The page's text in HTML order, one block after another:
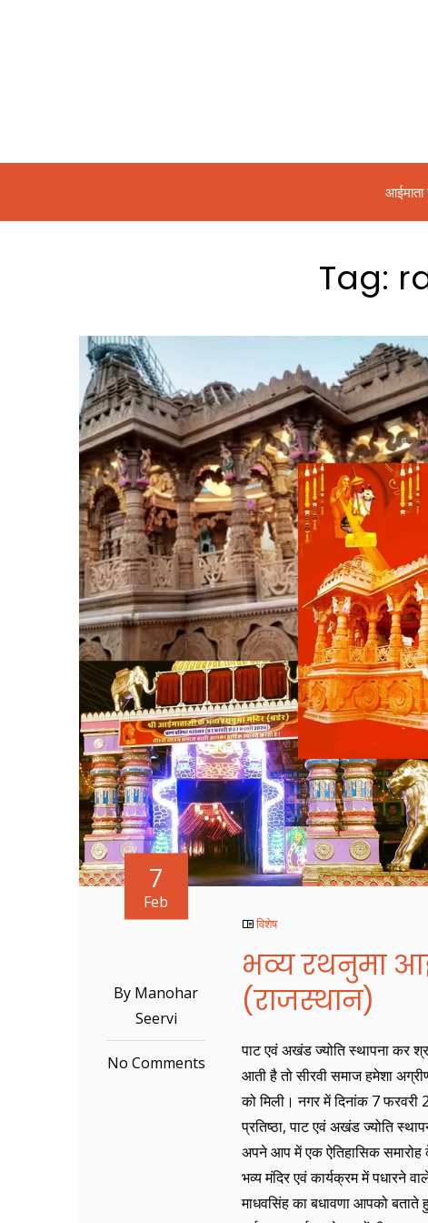
आईमाता
Tag:
7
Feb
By Manohar
Seervi
No Comments
विशेष
भव्य रथनुमा
(राजस्थान)
पाट एवं अखंड ज्योति स्थापना कर
आती है तो सीरवी समाज हमेशा
को मिली। नगर में दिनांक 7 फरवरी
प्रतिष्ठा, पाट एवं अखंड ज्योति
अपने आप में एक ऐतिहासिक
भव्य मंदिर एवं कार्यक्रम में पधारने
माधवसिंह का बधावणा आपको बताते